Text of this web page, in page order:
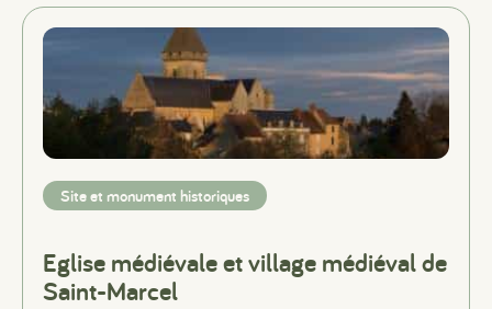
Site et monument historiques
Eglise médiévale et village médiéval de
Saint-Marcel